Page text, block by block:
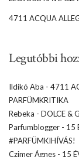
4711 ACQUA
Legutóbbi
Ildikó Aba - 4711
PARFÜMKRITIKA
Rebeka - DOLCE &
Parfumblogger - 15
#PARFÜMKIHÍVÁS!
Czimer Ágnes - 15